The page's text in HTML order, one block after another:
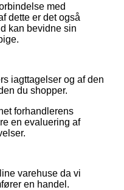
med
dette er det også
kan bevidne sin
iagttagelser og af den
du shopper.
forhandlerens
en evaluering af
varehuse da vi
en handel.